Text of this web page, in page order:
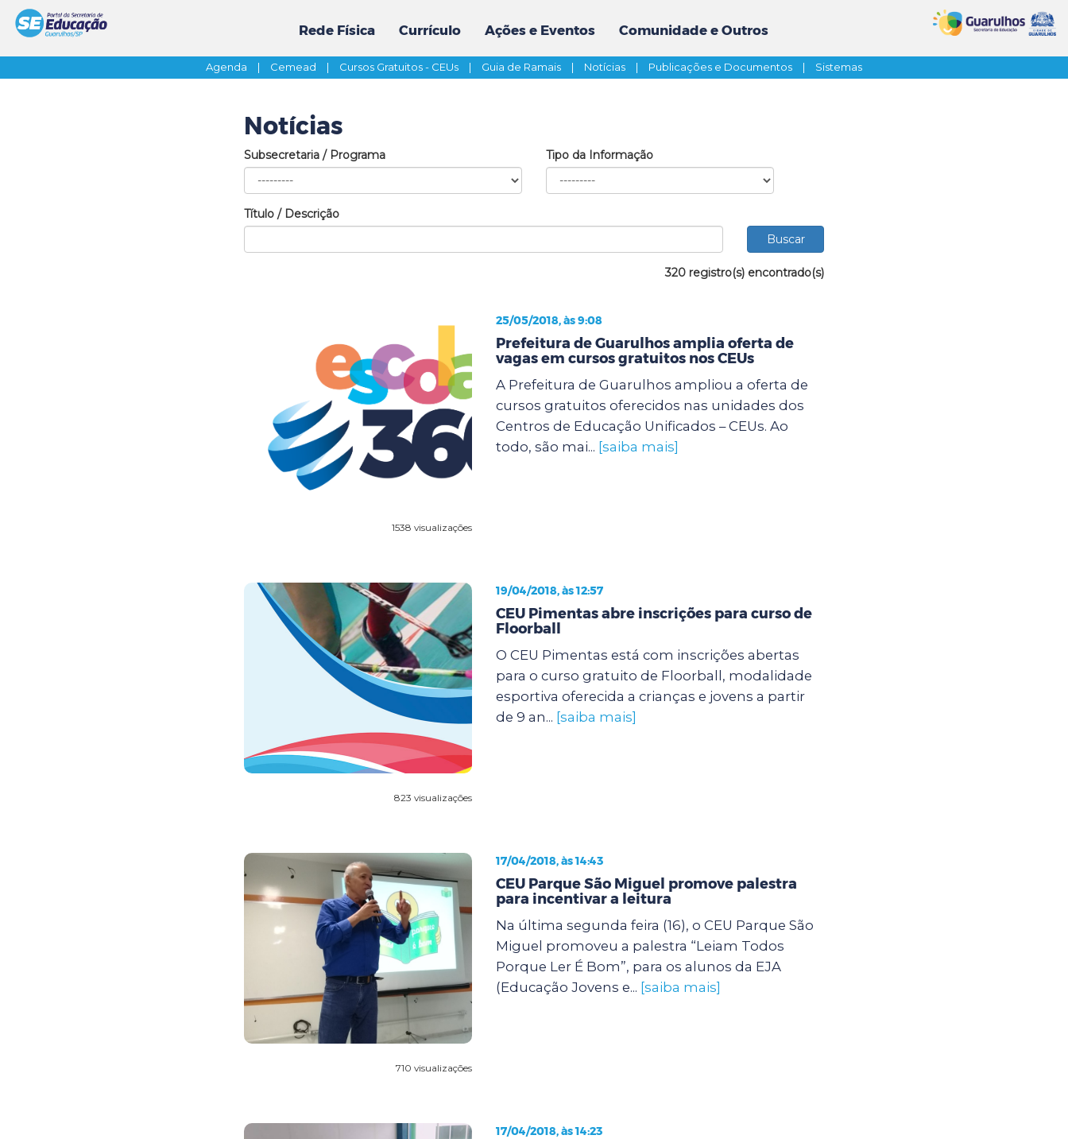
Rede Física Currículo Ações e Eventos Comunidade e Outros
Agenda | Cemead | Cursos Gratuitos - CEUs | Guia de Ramais | Notícias | Publicações e Documentos | Sistemas
Notícias
Subsecretaria / Programa Tipo da Informação
Título / Descrição
320 registro(s) encontrado(s)
1538 visualizações
25/05/2018, às 9:08
Prefeitura de Guarulhos amplia oferta de
vagas em cursos gratuitos nos CEUs
A Prefeitura de Guarulhos ampliou a oferta de
cursos gratuitos oferecidos nas unidades dos
Centros de Educação Unificados – CEUs. Ao
todo, são mai... [saiba mais]
823 visualizações
19/04/2018, às 12:57
CEU Pimentas abre inscrições para curso de
Floorball
O CEU Pimentas está com inscrições abertas
para o curso gratuito de Floorball, modalidade
esportiva oferecida a crianças e jovens a partir
de 9 an... [saiba mais]
710 visualizações
17/04/2018, às 14:43
CEU Parque São Miguel promove palestra
para incentivar a leitura
Na última segunda feira (16), o CEU Parque São
Miguel promoveu a palestra “Leiam Todos
Porque Ler É Bom”, para os alunos da EJA
(Educação Jovens e... [saiba mais]
17/04/2018, às 14:23